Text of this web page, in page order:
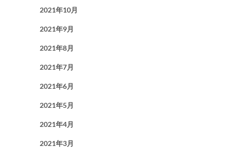
2021年10月
2021年9月
2021年8月
2021年7月
2021年6月
2021年5月
2021年4月
2021年3月